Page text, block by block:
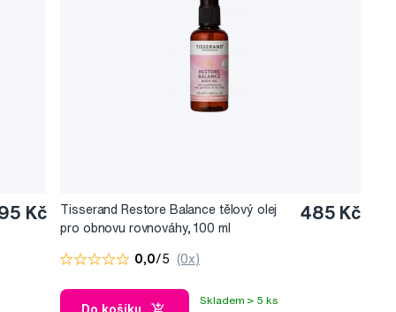
Kč
Tisserand Restore Balance tělový olej
pro obnovu rovnováhy, 100 ml
485 Kč
0,0/5 (0x)
Do košíku
Skladem > 5 ks